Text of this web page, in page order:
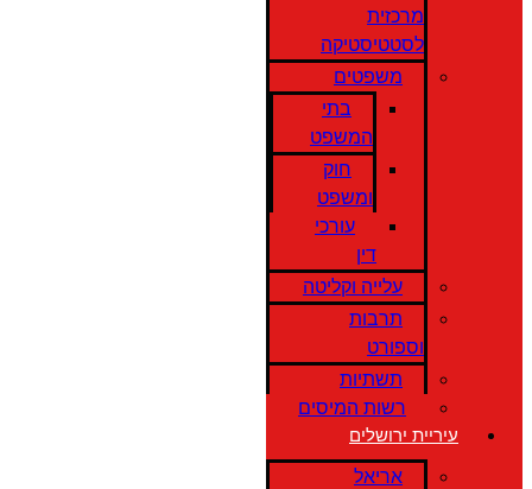
מרכזית
לסטטיסטיקה
משפטים
בתי
המשפט
חוק
ומשפט
עורכי
דין
עלייה וקליטה
תרבות
וספורט
תשתיות
רשות המיסים
עיריית ירושלים
אריאל